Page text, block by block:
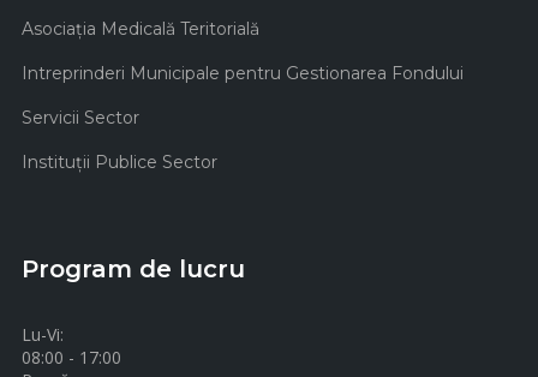
Asociaţia Medicală Teritorială
Intreprinderi Municipale pentru Gestionarea Fondului
Servicii Sector
Instituţii Publice Sector
Program de lucru
Lu-Vi:
08:00 - 17:00